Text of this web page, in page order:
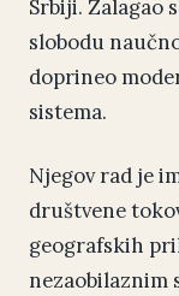
Srbiji. Zalagao
slobodu
doprineo
sistema.
Njegov rad je
društvene
geografskih